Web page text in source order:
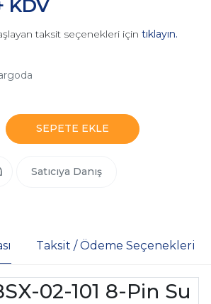
KDV
taksit seçenekleri için tıklayın.
SEPETE EKLE
Satıcıya Danış
Taksit / Ödeme Seçenekleri
02-101 8-Pin Su